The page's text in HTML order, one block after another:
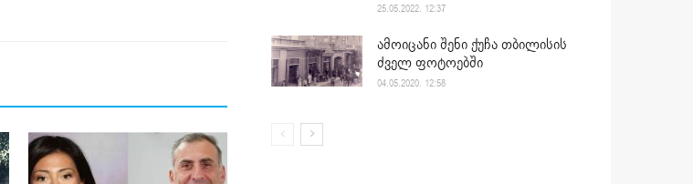
25.05.2022. 12:37
ამოიცანი შენი ქუჩა თბილისის
ძველ ფოტოებში
04.05.2020. 12:58